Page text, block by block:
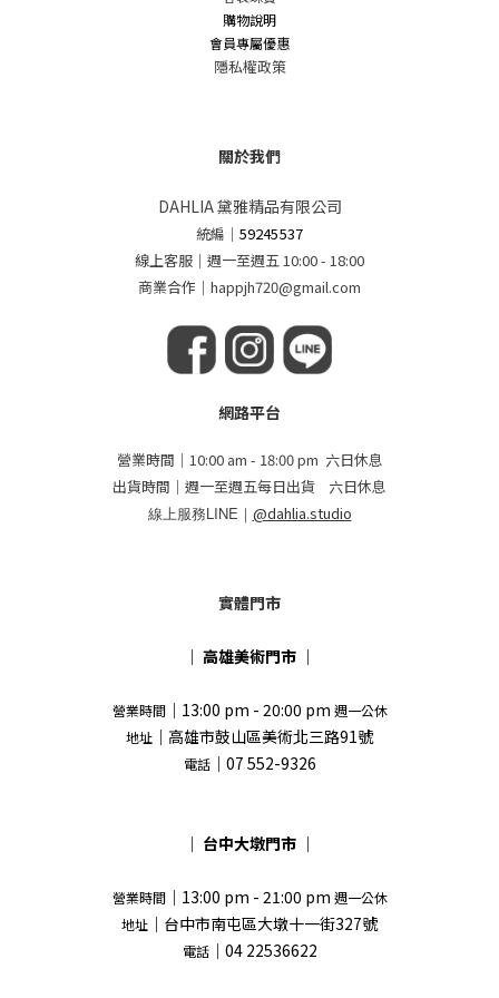
購物說明
會員專屬優惠
隱私權政策
關於我們
DAHLIA 黛雅精品有限公司
統編 ｜59245537
線上客服｜週一至週五 10:00 - 18:00
商業合作｜happjh720@gmail.com
網路平台
營業時間｜10:00 am - 18:00 pm 六日休息
出貨時間｜週一至週五每日出貨 六日休息
線上服務LINE｜ @dahlia.studio
實體門市
｜ 高雄美術門市 ｜
營業時間｜13:00 pm - 20:00 pm 週一公休
地址 ｜高雄市鼓山區美術北三路91號
電話｜07 552-9326
｜ 台中大墩門市 ｜
營業時間｜13:00 pm - 21:00 pm 週一公休
地址 ｜台中市南屯區大墩十一街327號
電話｜04 22536622